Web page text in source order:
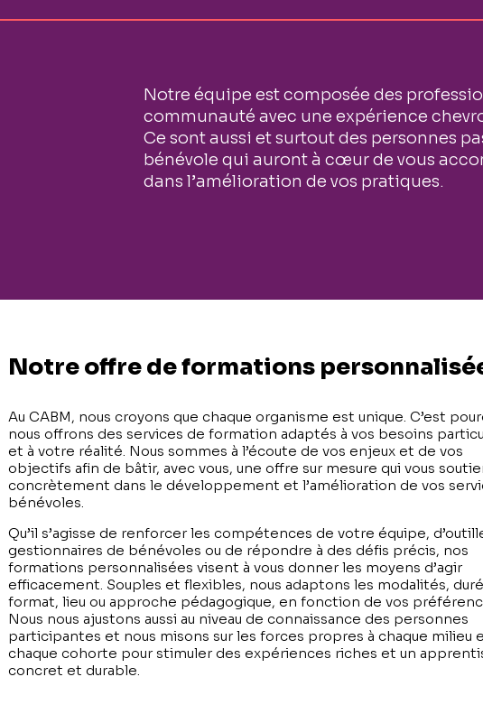
Notre équipe est composée des
communauté avec une expérience
Ce sont aussi et surtout des personnes
bénévole qui auront à cœur de vous
dans l’amélioration de vos pratiques.
Notre offre de formations
Au CABM, nous croyons que chaque organisme est unique. C’est
nous offrons des services de formation adaptés à vos besoins
et à votre réalité. Nous sommes à l’écoute de vos enjeux et de vos
objectifs afin de bâtir, avec vous, une offre sur mesure qui vous
concrètement dans le développement et l’amélioration de vos
bénévoles.
Qu’il s’agisse de renforcer les compétences de votre équipe,
gestionnaires de bénévoles ou de répondre à des défis précis, nos
formations personnalisées visent à vous donner les moyens d’agir
efficacement. Souples et flexibles, nous adaptons les modalités,
format, lieu ou approche pédagogique, en fonction de vos
Nous nous ajustons aussi au niveau de connaissance des personnes
participantes et nous misons sur les forces propres à chaque milieu
chaque cohorte pour stimuler des expériences riches et un
concret et durable.